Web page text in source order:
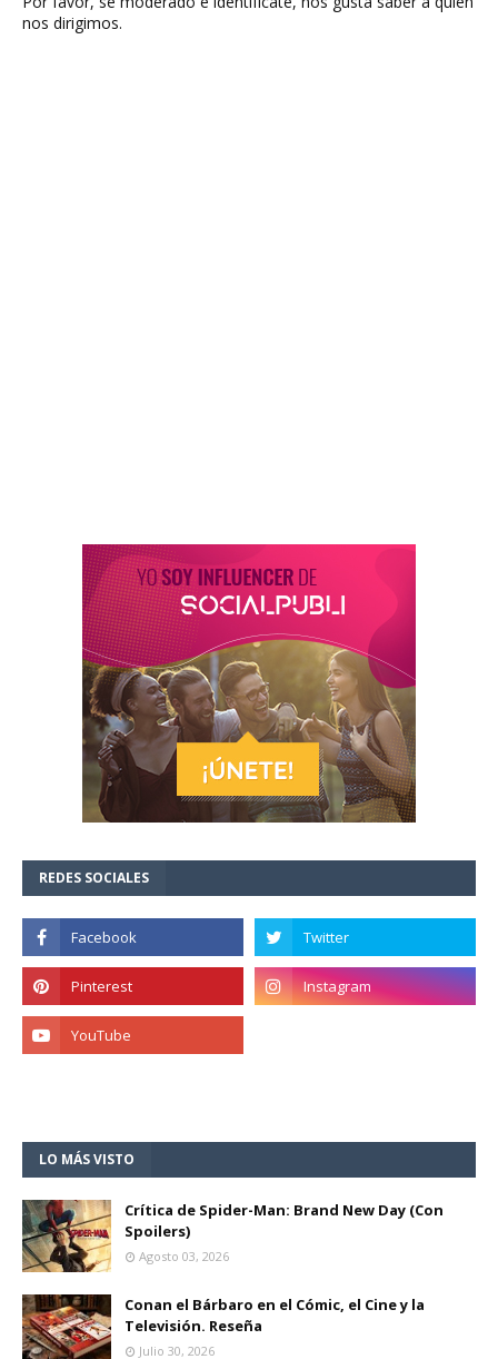
nos dirigimos.
REDES SOCIALES
LO MÁS VISTO
Crítica de Spider-Man: Brand New Day (Con
Spoilers)
Agosto 03, 2026
Conan el Bárbaro en el Cómic, el Cine y la
Televisión. Reseña
Julio 30, 2026